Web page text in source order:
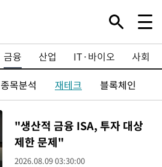
금융 산업 IT·바이오
사회
종목분석 재테크 블록체인
"생산적 금융 ISA, 투자 대상
제한 문제"
2026.08.09 03:30:00